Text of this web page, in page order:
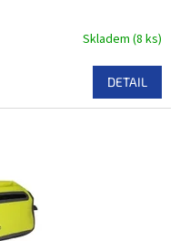
Skladem (8 ks)
DETAIL